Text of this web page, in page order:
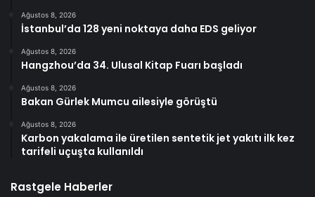
Ağustos 8, 2026
İstanbul’da 128 yeni noktaya daha EDS geliyor
Ağustos 8, 2026
Hangzhou’da 34. Ulusal Kitap Fuarı başladı
Ağustos 8, 2026
Bakan Gürlek Mumcu ailesiyle görüştü
Ağustos 8, 2026
Karbon yakalama ile üretilen sentetik jet yakıtı ilk kez
tarifeli uçuşta kullanıldı
Rastgele Haberler